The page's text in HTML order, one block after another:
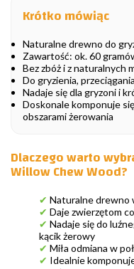
Krótko mówiąc
Naturalne drewno do
Zawartość: ok. 60
Bez zbóż i z naturalnych
Do gryzienia,
Nadaje się dla gryzoni i
Doskonale komponuje
obszarami żerowania
Dlaczego warto
Willow Chew Wood?
✔ Naturalne drewno
✔ Daje zwierzętom
✔ Nadaje się do
kącik żerowy
✔ Miła odmiana w
✔ Idealnie